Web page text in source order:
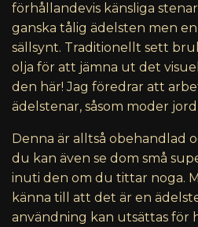
förhållandevis känsliga
ganska tålig ädelsten men
sällsynt. Traditionellt sett
olja för att jämna ut det
den här! Jag föredrar att
ädelstenar, såsom moder
Denna är alltså obehandlad
du kan även se dom små
inuti den om du tittar noga.
känna till att det är en
användning kan utsättas för